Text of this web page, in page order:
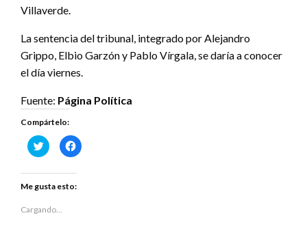
Villaverde.
La sentencia del tribunal, integrado por Alejandro
Grippo, Elbio Garzón y Pablo Vírgala, se daría a conocer
el día viernes.
Fuente: Página Política
Compártelo:
Haz
clic
en
Twitter
(Se
en
Haz
clic
Me gusta esto:
Cargando...